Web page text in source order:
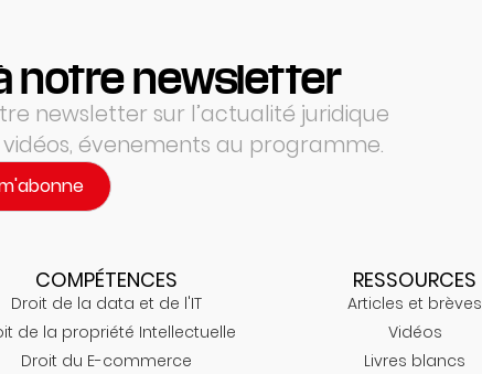
notre newsletter
newsletter sur l’actualité juridique
évenements au programme.
COMPÉTENCES
Droit de la data et de l'IT
de la propriété Intellectuelle
Droit du E-commerce
RESSOURCES
Articles et brèves
Vidéos
Livres blancs